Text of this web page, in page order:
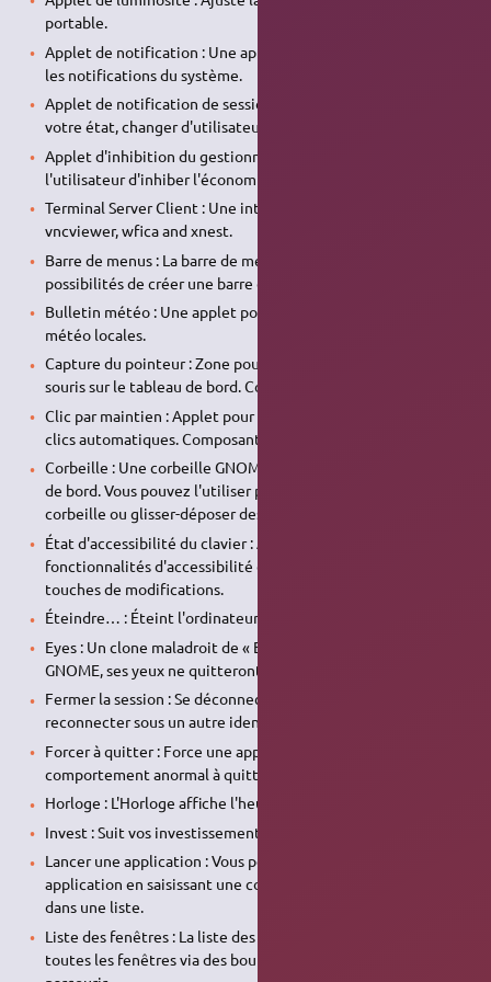
portable.
Applet de notification : Une applet pour regrouper toutes
les notifications du système.
Applet de notification de session : Un endroit pour modifier
votre état, changer d'utilisateur ou fermer votre session.
Applet d'inhibition du gestionnaire d'énergie : Permet à
l'utilisateur d'inhiber l'économie d'énergie automatique.
Terminal Server Client : Une interface pour rdesktop,
vncviewer, wfica and xnest.
Barre de menus : La barre de menus principal ou la
possibilités de créer une barre de menus personnalisée.
Bulletin météo : Une applet pour surveiller les conditions
météo locales.
Capture du pointeur : Zone pour geler le pointeur de la
souris sur le tableau de bord. Composant de MouseTweaks.
Clic par maintien : Applet pour choisir les différents types de
clics automatiques. Composant de MouseTweaks.
Corbeille : Une corbeille GNOME à poser dans votre tableau
de bord. Vous pouvez l'utiliser pour voir le contenu de la
corbeille ou glisser-déposer des éléments dans la corbeille.
État d'accessibilité du clavier : Affiche l'état des
fonctionnalités d'accessibilité du clavier telles que les
touches de modifications.
Éteindre… : Éteint l'ordinateur.
Eyes : Un clone maladroit de « Eyes » pour le tableau de bord
GNOME, ses yeux ne quitteront plus votre souris !
Fermer la session : Se déconnecte de cette session afin de se
reconnecter sous un autre identifiant.
Forcer à quitter : Force une application ayant un
comportement anormal à quitter
Horloge : L'Horloge affiche l'heure et la date actuelle.
Invest : Suit vos investissements.
Lancer une application : Vous permet de lancer une
application en saisissant une commande ou en la choisissant
dans une liste.
Liste des fenêtres : La liste des fenêtres affiche une liste de
toutes les fenêtres via des boutons et vous permet de les